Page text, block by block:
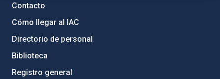
Contacto
Cómo llegar al IAC
Directorio de personal
Biblioteca
Registro general